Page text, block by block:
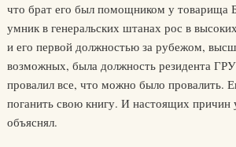
что брат его был помощником у товарища
умник в генеральских штанах рос в
и его первой должностью за рубежом,
возможных, была должность резидента
провалил все, что можно было провалить.
поганить свою книгу. И настоящих причин
объяснял.